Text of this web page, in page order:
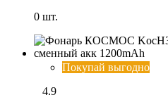
0 шт.
Покупай выгодно
4.9